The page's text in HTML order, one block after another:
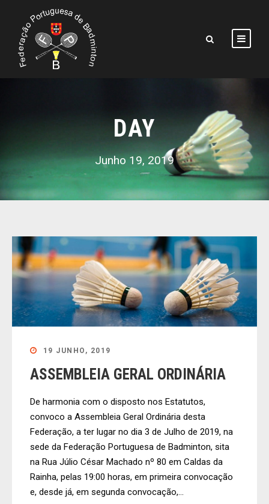
DAY
Junho 19, 2019
19 JUNHO, 2019
ASSEMBLEIA GERAL ORDINÁRIA
De harmonia com o disposto nos Estatutos,
convoco a Assembleia Geral Ordinária desta
Federação, a ter lugar no dia 3 de Julho de 2019, na
sede da Federação Portuguesa de Badminton, sita
na Rua Júlio César Machado nº 80 em Caldas da
Rainha, pelas 19:00 horas, em primeira convocação
e, desde já, em segunda convocação,...